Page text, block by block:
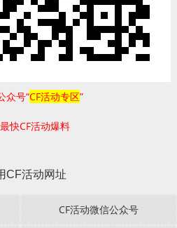
众号“CF活动专区”
快CF活动爆料
CF活动网址
CF活动微信公众号